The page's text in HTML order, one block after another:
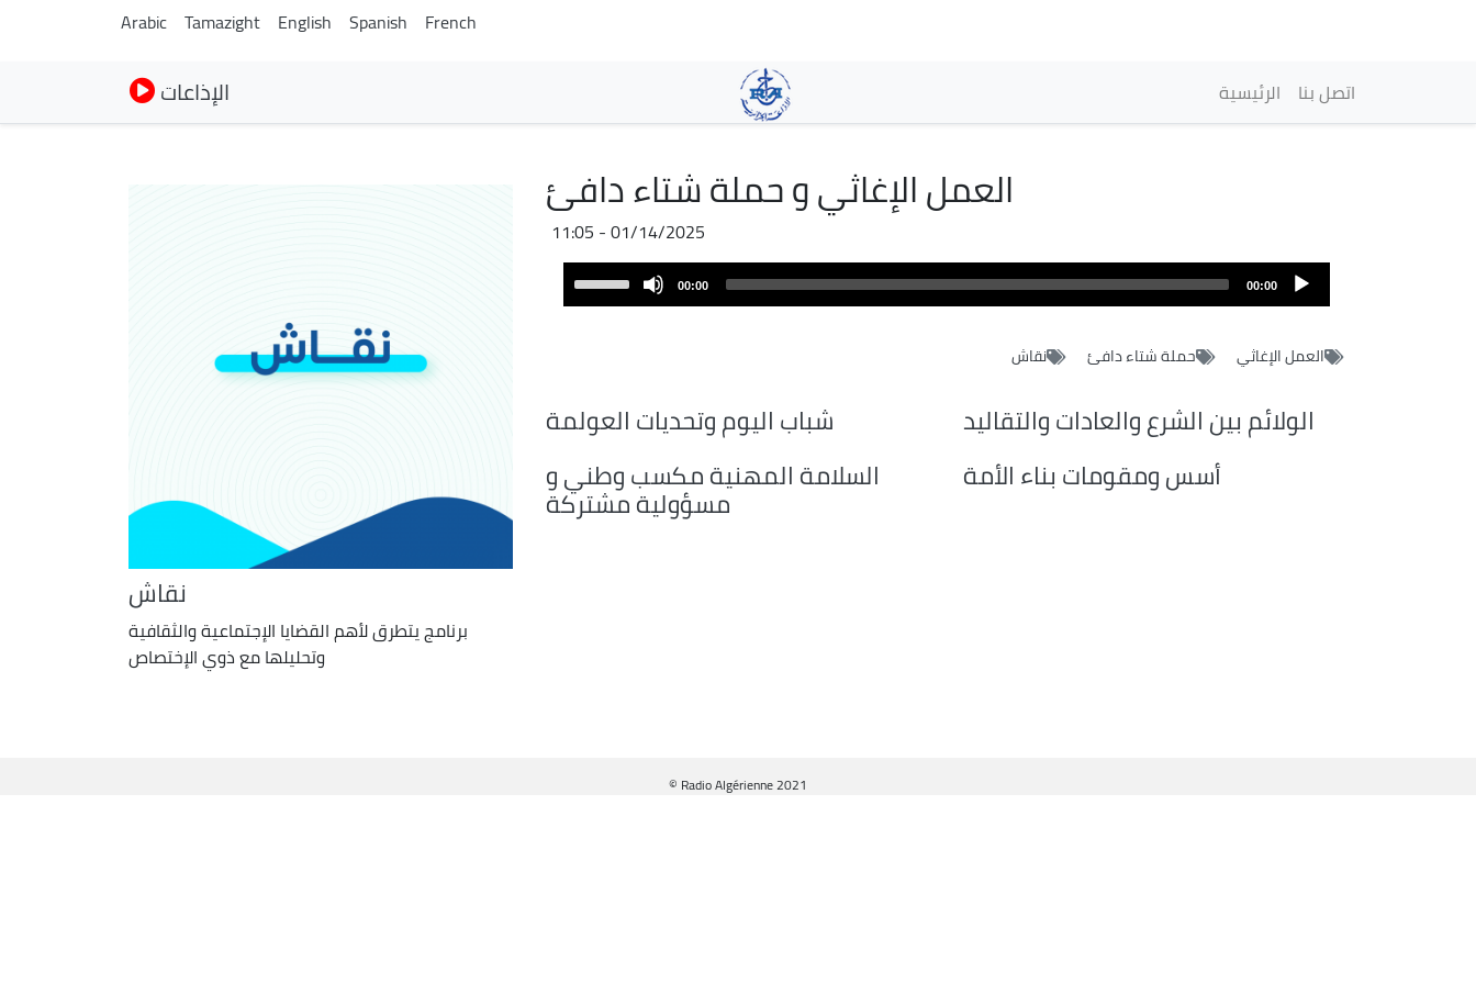
main
content
Arabic Tamazight English Spanish French
الإذاعات Main navigation
الرئيسية اتصل بنا
العمل الإغاثي و حملة شتاء دافئ
01/14/2025 - 11:05
Audio
Player
00:00
00:00
or
volume.
العمل الإغاثي حملة شتاء دافئ نقاش
الولائم بين الشرع والعادات والتقاليد
شباب اليوم وتحديات العولمة
أسس ومقومات بناء الأمة
السلامة المهنية مكسب وطني و
مسؤولية مشتركة
نقاش
برنامج يتطرق لأهم القضايا الإجتماعية والثقافية
وتحليلها مع ذوي الإختصاص
© Radio Algérienne 2021